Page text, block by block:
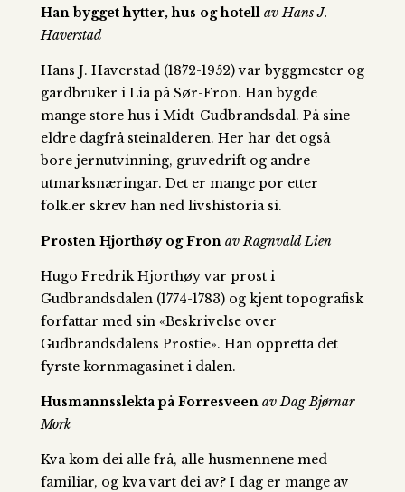
Han bygget hytter, hus og hotell av Hans J.
Haverstad
Hans J. Haverstad (1872-1952) var byggmester og
gardbruker i Lia på Sør-Fron. Han bygde
mange store hus i Midt-Gudbrandsdal. På sine
eldre dagfrå steinalderen. Her har det også
bore jernutvinning, gruvedrift og andre
utmarksnæringar. Det er mange por etter
folk.er skrev han ned livshistoria si.
Prosten Hjorthøy og Fron av Ragnvald Lien
Hugo Fredrik Hjorthøy var prost i
Gudbrandsdalen (1774-1783) og kjent topografisk
forfattar med sin «Beskrivelse over
Gudbrandsdalens Prostie». Han oppretta det
fyrste kornmagasinet i dalen.
Husmannsslekta på Forresveen av Dag Bjørnar
Mork
Kva kom dei alle frå, alle husmennene med
familiar, og kva vart dei av? I dag er mange av